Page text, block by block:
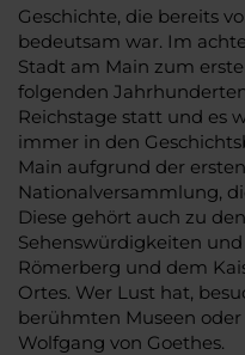
Geschichte, die bereits
bedeutsam war. Im
Stadt am Main zum
folgenden
Reichstage statt und es
immer in den
Main aufgrund der
Nationalversammlung,
Diese gehört auch zu
Sehenswürdigkeiten
Römerberg und dem
Ortes. Wer Lust hat,
berühmten Museen
Wolfgang von Goethes.